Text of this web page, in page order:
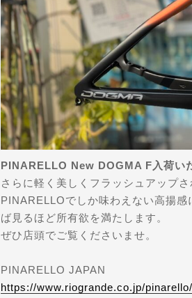
PINARELLO New DOGMA F入荷い
さらに軽く美しくフラッシュアップ
PINARELLOでしか味わえない高揚
ば見るほど所有欲を満たします。
ぜひ店頭でご覧くださいませ。
PINARELLO JAPAN
https://www.riogrande.co.jp/